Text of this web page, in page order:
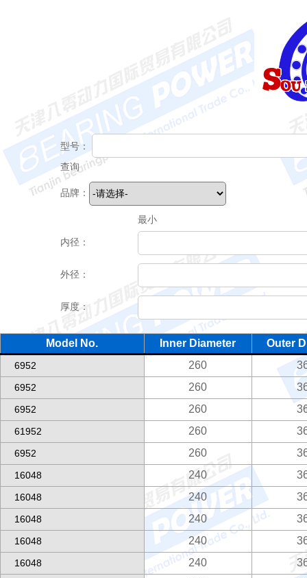
型号：
查询
品牌：
最小
内径：
外径：
厚度：
Model No. Inner Diameter Outer
6952 260
6952 260
6952 260
61952 260
6952 260
16048 240
16048 240
16048 240
16048 240
16048 240